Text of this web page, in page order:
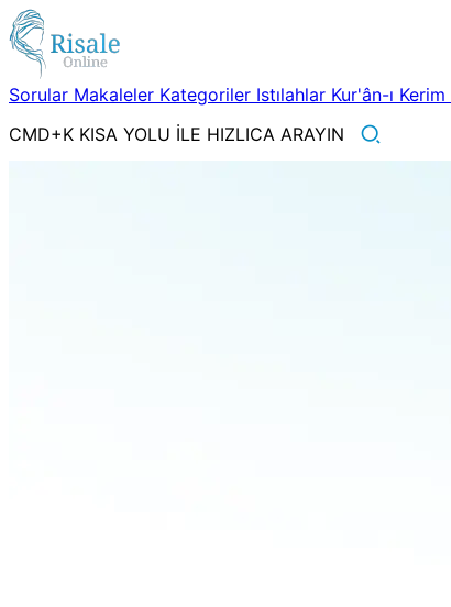
Sorular Makaleler Kategoriler Istılahlar Kur'ân-ı Kerim
CMD+K KISA YOLU İLE HIZLICA ARAYIN